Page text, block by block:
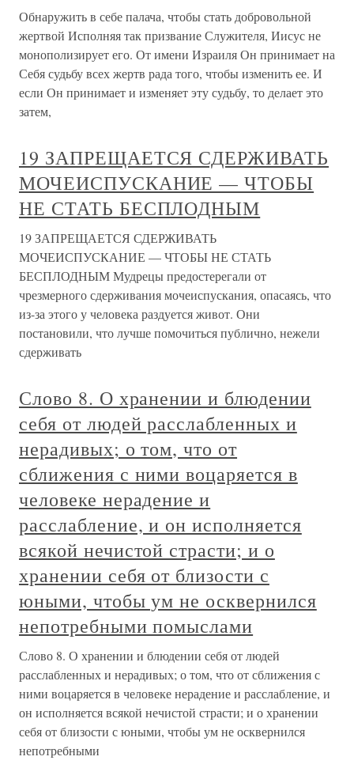
Обнаружить в себе палача, чтобы стать добровольной
жертвой Исполняя так призвание Служителя, Иисус не
монополизирует его. От имени Израиля Он принимает на
Себя судьбу всех жертв рада того, чтобы изменить ее. И
если Он принимает и изменяет эту судьбу, то делает это
затем,
19 ЗАПРЕЩАЕТСЯ СДЕРЖИВАТЬ
МОЧЕИСПУСКАНИЕ — ЧТОБЫ
НЕ СТАТЬ БЕСПЛОДНЫМ
19 ЗАПРЕЩАЕТСЯ СДЕРЖИВАТЬ
МОЧЕИСПУСКАНИЕ — ЧТОБЫ НЕ СТАТЬ
БЕСПЛОДНЫМ Мудрецы предостерегали от
чрезмерного сдерживания мочеиспускания, опасаясь, что
из-за этого у человека раздуется живот. Они
постановили, что лучше помочиться публично, нежели
сдерживать
Слово 8. О хранении и блюдении
себя от людей расслабленных и
нерадивых; о том, что от
сближения с ними воцаряется в
человеке нерадение и
расслабление, и он исполняется
всякой нечистой страсти; и о
хранении себя от близости с
юными, чтобы ум не осквернился
непотребными помыслами
Слово 8. О хранении и блюдении себя от людей
расслабленных и нерадивых; о том, что от сближения с
ними воцаряется в человеке нерадение и расслабление, и
он исполняется всякой нечистой страсти; и о хранении
себя от близости с юными, чтобы ум не осквернился
непотребными